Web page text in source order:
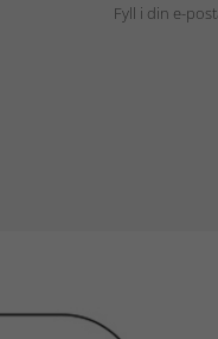
Fyll i din e-